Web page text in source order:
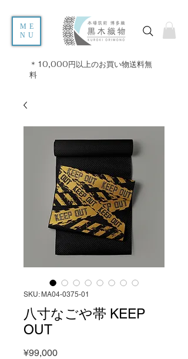
ME
NU
＊10,000円以上のお買い物送料無
料
SKU: MA04-0375-01
八寸なごや帯 KEEP
OUT
¥99,000Price